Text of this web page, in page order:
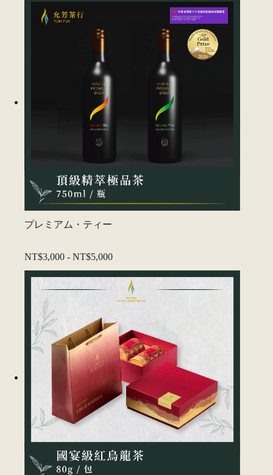
プレミアム・ティー
NT$3,000 - NT$5,000